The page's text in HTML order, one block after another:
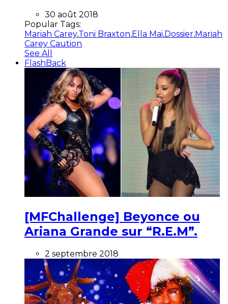
30 août 2018
Popular Tags:
Mariah Carey,Toni Braxton,Ella Mai,Dossier,Mariah
Carey Caution
See All
FlashBack
[MFChallenge] Beyonce ou
Ariana Grande sur “R.E.M”.
2 septembre 2018